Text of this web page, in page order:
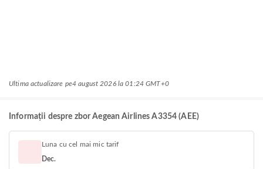
Ultima actualizare pe4 august 2026 la 01:24 GMT+0
Informații despre zbor Aegean Airlines A3354 (AEE)
Luna cu cel mai mic tarif
Dec.